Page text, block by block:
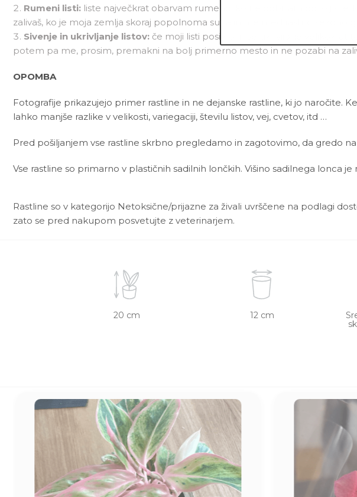
Rumeni listi: liste največkrat obarvam rumeno, ko ne dobivam dovolj
zalivaš, ko je moja zemlja skoraj popolnoma suha in me med rastno sezono
Sivenje in ukrivljanje listov: če moji listi posivijo in se ukrivijo, je
potem pa me, prosim, premakni na bolj primerno mesto in ne pozabi na
OPOMBA
Fotografije prikazujejo primer rastline in ne dejanske rastline, ki jo naročite.
lahko manjše razlike v velikosti, variegaciji, številu listov, vej, cvetov, itd …
Pred pošiljanjem vse rastline skrbno pregledamo in zagotovimo, da gredo
Vse rastline so primarno v plastičnih sadilnih lončkih. Višino sadilnega lonca
Rastline so v kategorijo Netoksične/prijazne za živali uvrščene na podlagi
zato se pred nakupom posvetujte z veterinarjem.
20 cm 12 cm